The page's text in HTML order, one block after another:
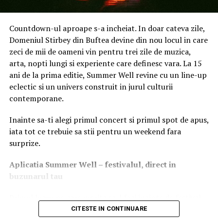
2. Optimizarea funcționalității
Depunerile de murdărie și reziduuri pe piesele mobile
sau componentele sensibile pot afecta mișcarea și
funcționarea acestora. Prin sablare, aceste reziduuri
sunt complet îndepărtate, permițând componentelor să
funcționeze fără restricții. Astfel, piesele mobile, care
menține eficiența și fiabilitatea, reducând riscul
blocajelor sau al defecțiunilor.
În cazul echipamentelor care necesită răcire sau sunt
utilizată pentru a îndepărta depunerile care izolează
termic componentele. Prin reducerea izolării termice
Countdown-ul aproape s-a incheiat. In doar cateva zile,
Domeniul Stirbey din Buftea devine din nou locul in care
zeci de mii de oameni vin pentru trei zile de muzica,
arta, nopti lungi si experiente care definesc vara. La 15
ani de la prima editie, Summer Well revine cu un line-up
eclectic si un univers construit in jurul culturii
contemporane.
Inainte sa-ti alegi primul concert si primul spot de apus,
iata tot ce trebuie sa stii pentru un weekend fara
surprize.
Aplicatia Summer Well– festivalul, direct in
buzunarul tau
este sa descarci aplicatia Summer Well, disponibila in
CITESTE IN CONTINUARE